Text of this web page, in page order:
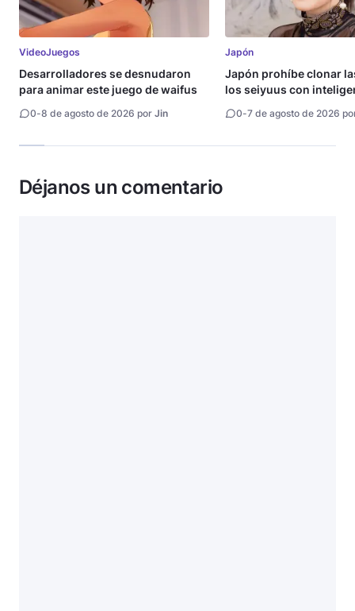
VideoJuegos
Desarrolladores se desnudaron
para animar este juego de waifus
0-8 de agosto de 2026 por Jin
Japón
Japón prohíbe clonar
los seiyuus con
0-7 de agosto de 2026
Déjanos un comentario